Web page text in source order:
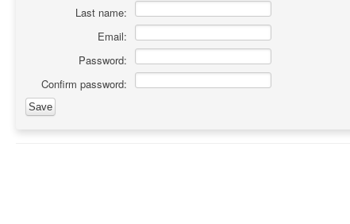
Last name:
Email:
Password:
Confirm password: